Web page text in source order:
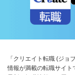
「クリエイト転職 (ジョ
情報が満載の転職サイト